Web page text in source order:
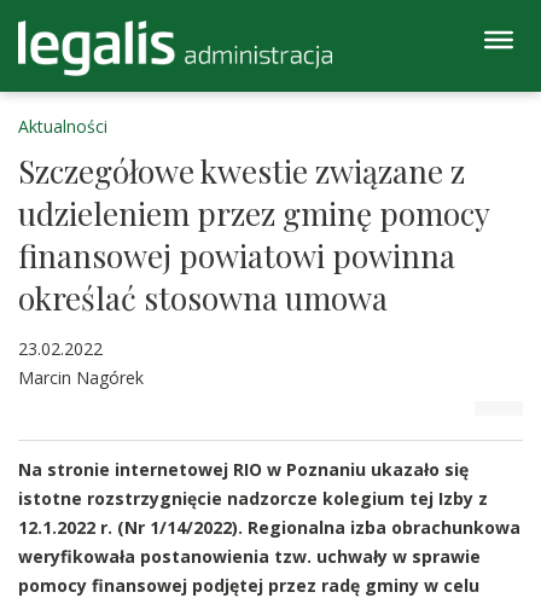
Aktualności
Szczegółowe kwestie związane z
udzieleniem przez gminę pomocy
finansowej powiatowi powinna
określać stosowna umowa
23.02.2022
Marcin Nagórek
Na stronie internetowej RIO w Poznaniu ukazało się
istotne rozstrzygnięcie nadzorcze kolegium tej Izby z
12.1.2022 r. (Nr 1/14/2022). Regionalna izba obrachunkowa
weryfikowała postanowienia tzw. uchwały w sprawie
pomocy finansowej podjętej przez radę gminy w celu